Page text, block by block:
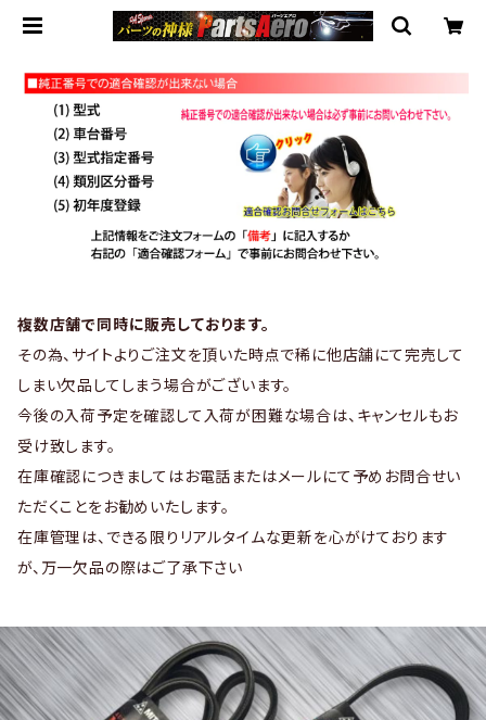
複数店舗で同時に販売しております。
その為、サイトよりご注文を頂いた時点で稀に他店舗にて完売して
しまい欠品してしまう場合がございます。
今後の入荷予定を確認して入荷が困難な場合は、キャンセルもお
受け致します。
在庫確認につきましてはお電話またはメールにて予めお問合せい
ただくことをお勧めいたします。
在庫管理は、できる限りリアルタイムな更新を心がけております
が、万一欠品の際はご了承下さい